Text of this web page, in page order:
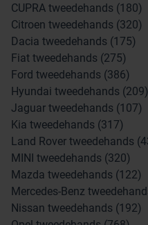
CUPRA tweedehands (180)
Citroen tweedehands (320)
Dacia tweedehands (175)
Fiat tweedehands (275)
Ford tweedehands (386)
Hyundai tweedehands (209)
Jaguar tweedehands (107)
Kia tweedehands (317)
Land Rover tweedehands
MINI tweedehands (320)
Mazda tweedehands (122)
Mercedes-Benz
Nissan tweedehands (192)